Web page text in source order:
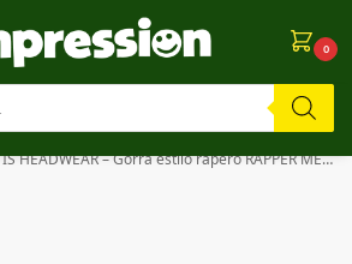
0
pruebas. Si algo falla, ¡Perdón!⚠️
HEADWEAR – Gorra estilo rapero RAPPER MELANGE